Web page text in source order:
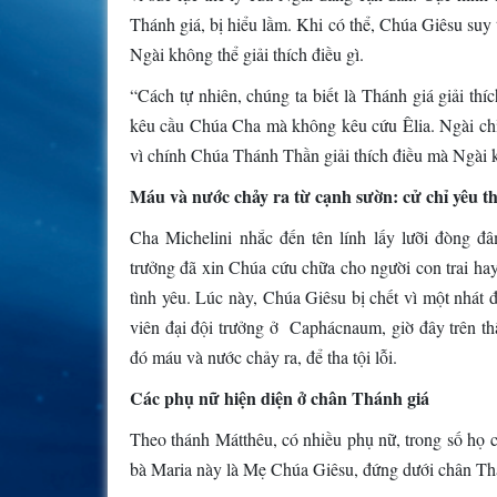
Thánh giá, bị hiểu lầm. Khi có thể, Chúa Giêsu
Ngài không thể giải thích điều gì.
“Cách tự nhiên, chúng ta biết là Thánh giá giải
kêu cầu Chúa Cha mà không kêu cứu Êlia. Ngài
vì chính Chúa Thánh Thần giải thích điều mà Ngài
Máu và nước chảy ra từ cạnh sườn: cử chỉ yêu
Cha Michelini nhắc đến tên lính lấy lưỡi đòng
trưởng đã xin Chúa cứu chữa cho người con trai
tình yêu. Lúc này, Chúa Giêsu bị chết vì một nhát
viên đại đội trưởng ở Caphácnaum, giờ đây trên
đó máu và nước chảy ra, để tha tội lỗi.
Các phụ nữ hiện diện ở chân Thánh giá
Theo thánh Mátthêu, có nhiều phụ nữ, trong số
bà Maria này là Mẹ Chúa Giêsu, đứng dưới chân